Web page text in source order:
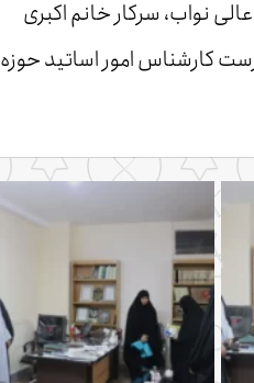
نواب، سرکار خانم اکبری
کارشناس امور اساتید حوزه